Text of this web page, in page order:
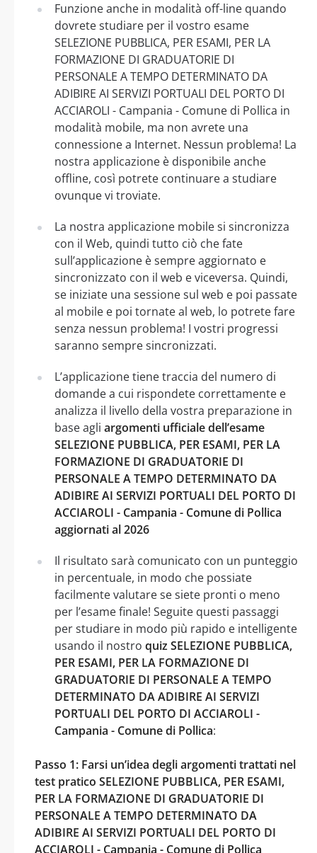
Funzione anche in modalità off-line quando
dovrete studiare per il vostro esame
SELEZIONE PUBBLICA, PER ESAMI, PER LA
FORMAZIONE DI GRADUATORIE DI
PERSONALE A TEMPO DETERMINATO DA
ADIBIRE AI SERVIZI PORTUALI DEL PORTO DI
ACCIAROLI - Campania - Comune di Pollica in
modalità mobile, ma non avrete una
connessione a Internet. Nessun problema! La
nostra applicazione è disponibile anche
offline, così potrete continuare a studiare
ovunque vi troviate.
La nostra applicazione mobile si sincronizza
con il Web, quindi tutto ciò che fate
sull’applicazione è sempre aggiornato e
sincronizzato con il web e viceversa. Quindi,
se iniziate una sessione sul web e poi passate
al mobile e poi tornate al web, lo potrete fare
senza nessun problema! I vostri progressi
saranno sempre sincronizzati.
L’applicazione tiene traccia del numero di
domande a cui rispondete correttamente e
analizza il livello della vostra preparazione in
base agli argomenti ufficiale dell’esame
SELEZIONE PUBBLICA, PER ESAMI, PER LA
FORMAZIONE DI GRADUATORIE DI
PERSONALE A TEMPO DETERMINATO DA
ADIBIRE AI SERVIZI PORTUALI DEL PORTO DI
ACCIAROLI - Campania - Comune di Pollica
aggiornati al 2026
Il risultato sarà comunicato con un punteggio
in percentuale, in modo che possiate
facilmente valutare se siete pronti o meno
per l’esame finale! Seguite questi passaggi
per studiare in modo più rapido e intelligente
usando il nostro quiz SELEZIONE PUBBLICA,
PER ESAMI, PER LA FORMAZIONE DI
GRADUATORIE DI PERSONALE A TEMPO
DETERMINATO DA ADIBIRE AI SERVIZI
PORTUALI DEL PORTO DI ACCIAROLI -
Campania - Comune di Pollica:
Passo 1: Farsi un’idea degli argomenti trattati nel
test pratico SELEZIONE PUBBLICA, PER ESAMI,
PER LA FORMAZIONE DI GRADUATORIE DI
PERSONALE A TEMPO DETERMINATO DA
ADIBIRE AI SERVIZI PORTUALI DEL PORTO DI
ACCIAROLI - Campania - Comune di Pollica